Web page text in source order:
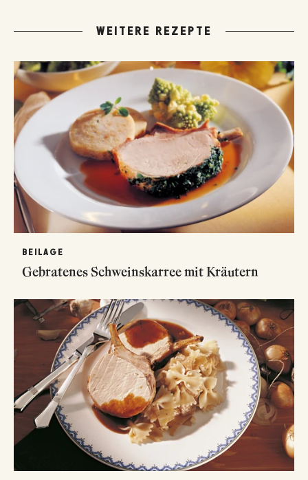
WEITERE REZEPTE
BEILAGE
Gebratenes Schweinskarree mit Kräutern